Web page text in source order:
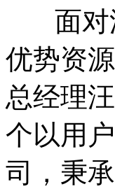
面对汽
优势资
总经理
个以用
司，秉